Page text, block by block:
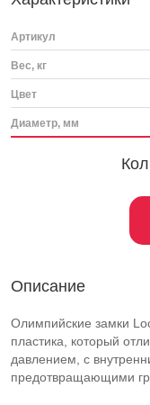
Артикул
Вес, кг
Цвет
Диаметр, мм
Описание
Олимпийские замки
пластика, который
давлением, с
предотвращающими